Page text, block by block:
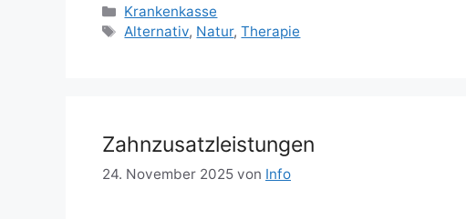
Kategorien
Krankenkasse
Schlagwörter
Alternativ, Natur,Therapie
Zahnzusatzleistungen
24. November 2025 von Info